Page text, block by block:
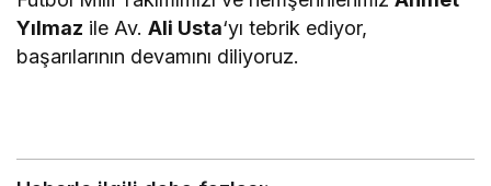
Yılmaz ile Av.Ali Usta‘yı tebrik ediyor,
başarılarının devamını diliyoruz.